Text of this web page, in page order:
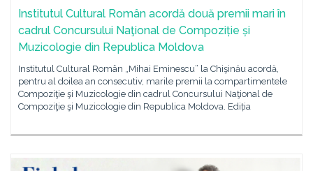
Institutul Cultural Român acordă două premii mari în
cadrul Concursului Naţional de Compoziție și
Muzicologie din Republica Moldova
Institutul Cultural Român „Mihai Eminescu” la Chişinău acordă,
pentru al doilea an consecutiv, marile premii la compartimentele
Compoziţie şi Muzicologie din cadrul Concursului Naţional de
Compoziţie şi Muzicologie din Republica Moldova. Ediția